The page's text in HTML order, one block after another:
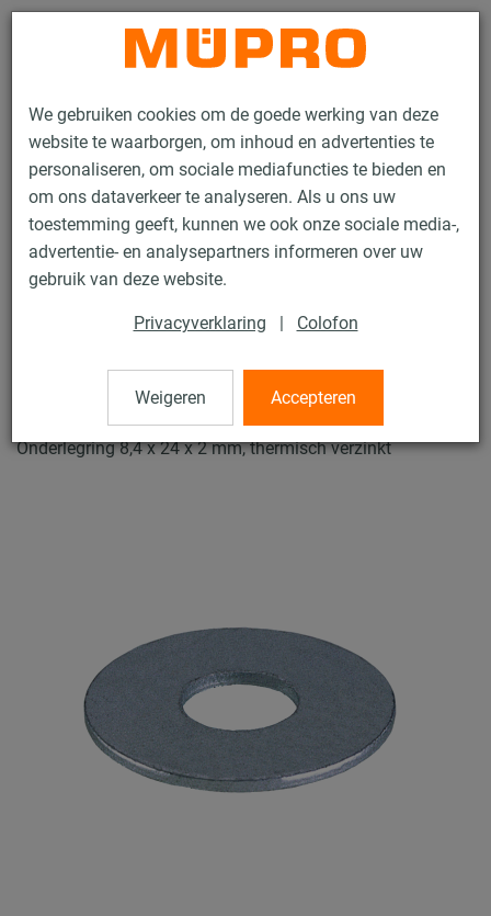
We gebruiken cookies om de goede werking van deze
website te waarborgen, om inhoud en advertenties te
personaliseren, om sociale mediafuncties te bieden en
om ons dataverkeer te analyseren. Als u ons uw
toestemming geeft, kunnen we ook onze sociale media-,
advertentie- en analysepartners informeren over uw
gebruik van deze website.
Privacyverklaring | Colofon
Weigeren Accepteren
Contact
Producten Bevestigingstechniek
Montagetoebehoren
Onderlegringen
Onderlegringen
Onderlegring 8,4 x 24 x 2 mm, thermisch verzinkt